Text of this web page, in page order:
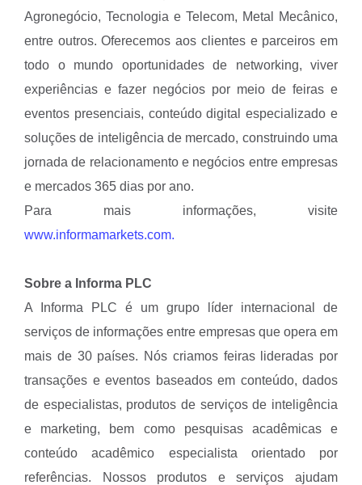
Agronegócio, Tecnologia e Telecom, Metal Mecânico,
entre outros. Oferecemos aos clientes e parceiros em
todo o mundo oportunidades de networking, viver
experiências e fazer negócios por meio de feiras e
eventos presenciais, conteúdo digital especializado e
soluções de inteligência de mercado, construindo uma
jornada de relacionamento e negócios entre empresas
e mercados 365 dias por ano.
Para mais informações, visite
www.informamarkets.com.
Sobre a Informa PLC
A Informa PLC é um grupo líder internacional de
serviços de informações entre empresas que opera em
mais de 30 países. Nós criamos feiras lideradas por
transações e eventos baseados em conteúdo, dados
de especialistas, produtos de serviços de inteligência
e marketing, bem como pesquisas acadêmicas e
conteúdo acadêmico especialista orientado por
referências. Nossos produtos e serviços ajudam